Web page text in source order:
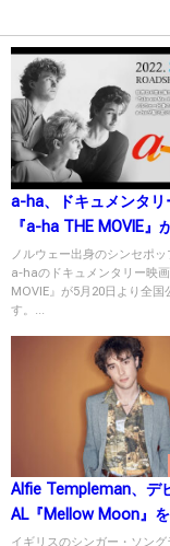
a-ha、ドキュメンタリ
『a-ha THE MOVIE』
「Take On Me」のマ
プも話題に
ノルウェー出身のシンセポッ
a-haのドキュメンタリー映
MOVIE』が5月20日より全国
す。...
Alfie Templeman、デ
AL『Mellow Moon』
ス！収録曲「Colour
イギリスのシンガー・ソング